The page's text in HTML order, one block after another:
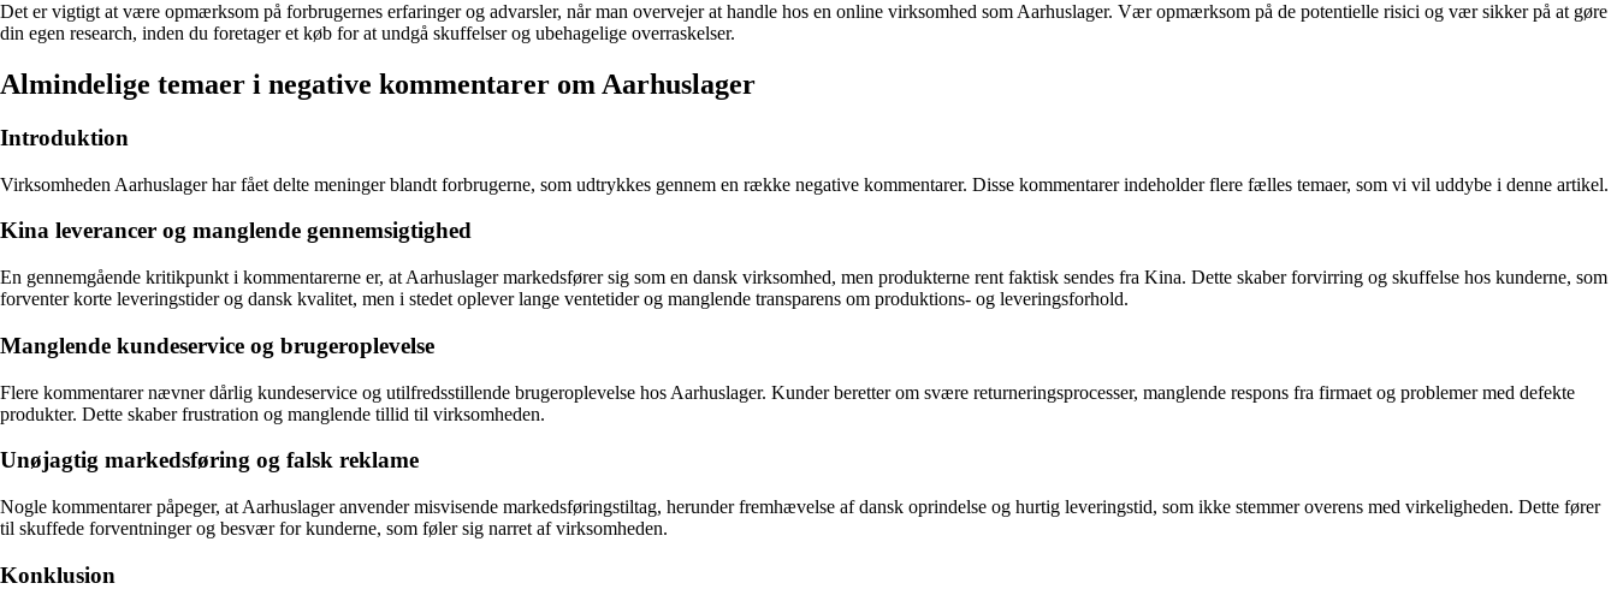
Det er vigtigt at være opmærksom på forbrugernes erfaringer og advarsler, når man overvejer at handle hos en online virksomhed som Aarhuslager. Vær opmærksom på de potentielle risici og vær sikker på at gøre
din egen research, inden du foretager et køb for at undgå skuffelser og ubehagelige overraskelser.
Almindelige temaer i negative kommentarer om Aarhuslager
Introduktion
Virksomheden Aarhuslager har fået delte meninger blandt forbrugerne, som udtrykkes gennem en række negative kommentarer. Disse kommentarer indeholder flere fælles temaer, som vi vil uddybe i denne artikel.
Kina leverancer og manglende gennemsigtighed
En gennemgående kritikpunkt i kommentarerne er, at Aarhuslager markedsfører sig som en dansk virksomhed, men produkterne rent faktisk sendes fra Kina. Dette skaber forvirring og skuffelse hos kunderne, som
forventer korte leveringstider og dansk kvalitet, men i stedet oplever lange ventetider og manglende transparens om produktions- og leveringsforhold.
Manglende kundeservice og brugeroplevelse
Flere kommentarer nævner dårlig kundeservice og utilfredsstillende brugeroplevelse hos Aarhuslager. Kunder beretter om svære returneringsprocesser, manglende respons fra firmaet og problemer med defekte
produkter. Dette skaber frustration og manglende tillid til virksomheden.
Unøjagtig markedsføring og falsk reklame
Nogle kommentarer påpeger, at Aarhuslager anvender misvisende markedsføringstiltag, herunder fremhævelse af dansk oprindelse og hurtig leveringstid, som ikke stemmer overens med virkeligheden. Dette fører
til skuffede forventninger og besvær for kunderne, som føler sig narret af virksomheden.
Konklusion